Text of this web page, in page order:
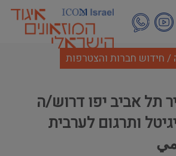
/ חידוש חברות והצטרפות
תל אביב יפו דרוש/ה
ותרגום לערבית